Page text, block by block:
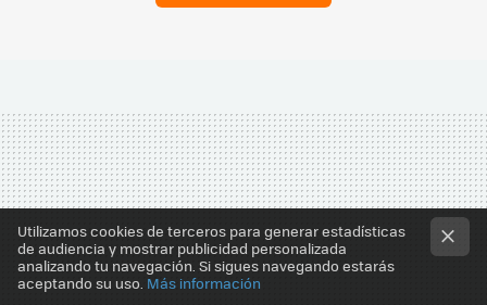
Utilizamos cookies de terceros para generar estadísticas
de audiencia y mostrar publicidad personalizada
analizando tu navegación. Si sigues navegando estarás
aceptando su uso. Más información